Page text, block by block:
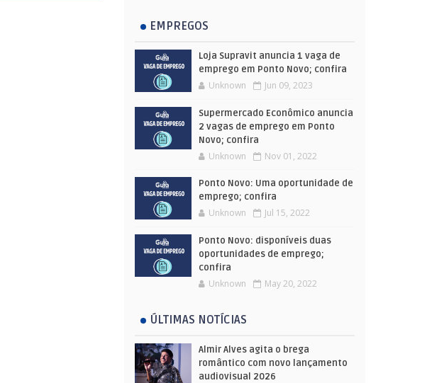
EMPREGOS
Loja Supravit anuncia 1 vaga de
emprego em Ponto Novo; confira
Unknown Jun 09, 2023
Supermercado Econômico anuncia
2 vagas de emprego em Ponto
Novo; confira
Unknown Nov 01, 2022
Ponto Novo: Uma oportunidade de
emprego; confira
Unknown Jul 15, 2022
Ponto Novo: disponíveis duas
oportunidades de emprego;
confira
Unknown May 20, 2022
ÚLTIMAS NOTÍCIAS
Almir Alves agita o brega
romântico com novo lançamento
audiovisual 2026